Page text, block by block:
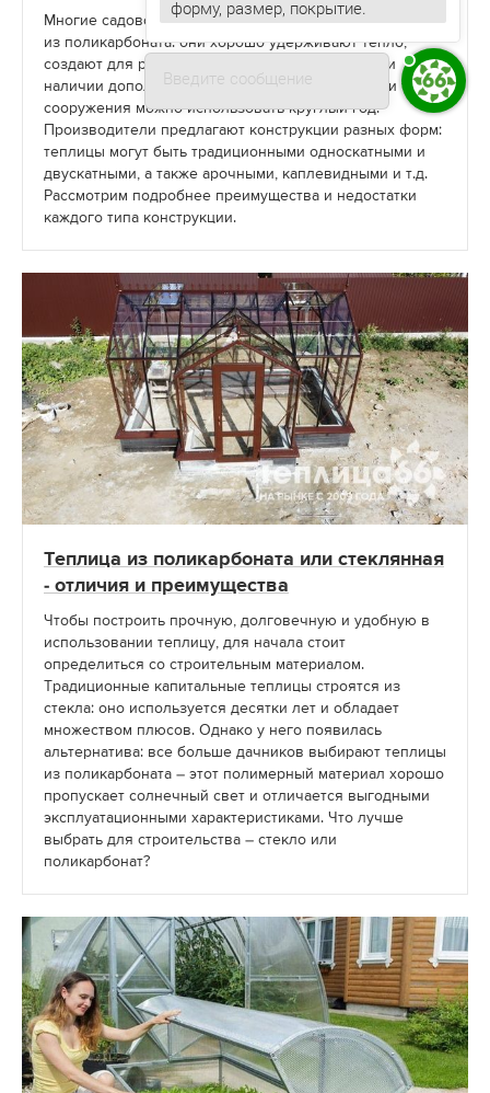
Многие садоводы устанавливают на участке теплицы
из поликарбоната: они хорошо удерживают тепло,
создают для растений комфортные условия, при
наличии дополнительного обогрева и подсветки такие
сооружения можно использовать круглый год.
Производители предлагают конструкции разных форм:
теплицы могут быть традиционными односкатными и
двускатными, а также арочными, каплевидными и т.д.
Рассмотрим подробнее преимущества и недостатки
каждого типа конструкции.
Теплица из поликарбоната или стеклянная
- отличия и преимущества
Чтобы построить прочную, долговечную и удобную в
использовании теплицу, для начала стоит
определиться со строительным материалом.
Традиционные капитальные теплицы строятся из
стекла: оно используется десятки лет и обладает
множеством плюсов. Однако у него появилась
альтернатива: все больше дачников выбирают теплицы
из поликарбоната – этот полимерный материал хорошо
пропускает солнечный свет и отличается выгодными
эксплуатационными характеристиками. Что лучше
выбрать для строительства – стекло или
поликарбонат?
Введите сообщение
Владиславпечатает...